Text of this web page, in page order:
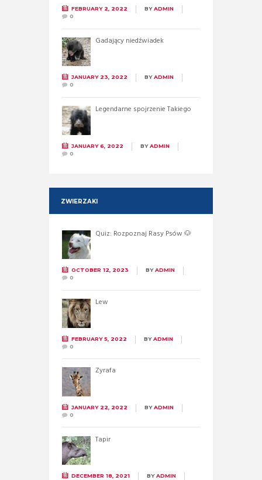
FEBRUARY 2, 2022 BYADMIN
0
Gadający niedźwiadek
JANUARY 23, 2022 BYADMIN
0
Legendarne spojrzenie Takiego
JANUARY 6, 2022 BYADMIN
0
ZWIERZAKI
Quiz: Rozpoznaj Rasy Psów 🐶
OCTOBER 12, 2023 BYADMIN
0
Lew
FEBRUARY 5, 2022 BYADMIN
0
Żyrafa
JANUARY 22, 2022 BYADMIN
0
Tapir
DECEMBER 18, 2021 BYADMIN